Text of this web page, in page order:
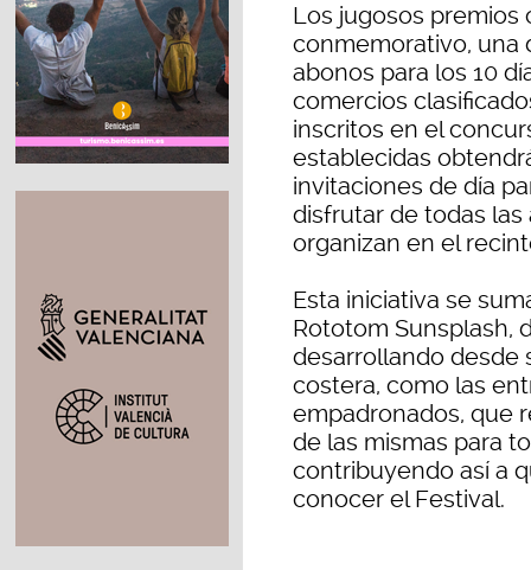
Los jugosos premios
conmemorativo, una
abonos para los 10
comercios
inscritos en el
establecidas
invitaciones de día
disfrutar de todas
organizan en el
Esta iniciativa se
Rototom Sunsplash,
desarrollando desde
costera, como las
empadronados, que
de las mismas para
contribuyendo así a
conocer el Festival.